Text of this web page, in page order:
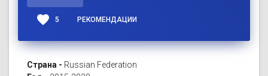
favorite 5 РЕКОМЕНДАЦИИ
Страна - Russian Federation